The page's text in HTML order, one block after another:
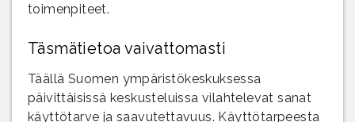
toimenpiteet.
Täsmätietoa vaivattomasti
Täällä Suomen ympäristökeskuksessa
päivittäisissä keskusteluissa vilahtelevat sanat
käyttötarve ja saavutettavuus. Käyttötarpeesta